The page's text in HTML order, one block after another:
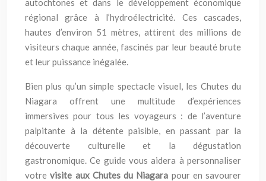
autochtones et dans le développement économique
régional grâce à l’hydroélectricité. Ces cascades,
hautes d’environ 51 mètres, attirent des millions de
visiteurs chaque année, fascinés par leur beauté brute
et leur puissance inégalée.
Bien plus qu’un simple spectacle visuel, les Chutes du
Niagara offrent une multitude d’expériences
immersives pour tous les voyageurs : de l’aventure
palpitante à la détente paisible, en passant par la
découverte culturelle et la dégustation
gastronomique. Ce guide vous aidera à personnaliser
votrevisite aux Chutes du Niagara pour en savourer